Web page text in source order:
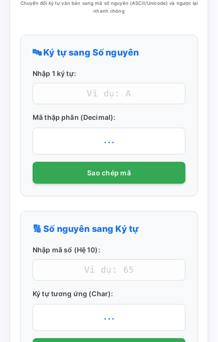
Chuyển đổi ký tự văn bản sang mã số nguyên (ASCII/Unicode) và ngược lại
nhanh chóng
🔤 Ký tự sang Số nguyên
Nhập 1 ký tự:
Mã thập phân (Decimal):
...
Sao chép mã
🔢 Số nguyên sang Ký tự
Nhập mã số (Hệ 10):
Ký tự tương ứng (Char):
...